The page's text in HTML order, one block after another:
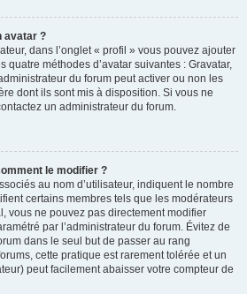
avatar ?
dans l’onglet « profil » vous pouvez ajouter
quatre méthodes d’avatar suivantes : Gravatar,
du forum peut activer ou non les
dont ils sont mis à disposition. Si vous ne
un administrateur du forum.
le modifier ?
au nom d’utilisateur, indiquent le nombre
certains membres tels que les modérateurs
vous ne pouvez pas directement modifier
par l’administrateur du forum. Évitez de
dans le seul but de passer au rang
cette pratique est rarement tolérée et un
peut facilement abaisser votre compteur de